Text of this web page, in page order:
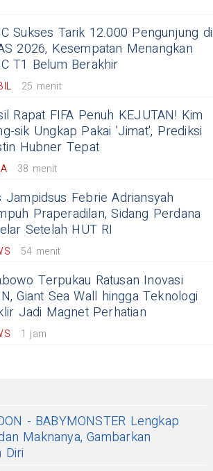
Sukses Tarik 12.000 Pengunjung di
2026, Kesempatan Menangkan
T1 Belum Berakhir
25 menit
Rapat FIFA Penuh KEJUTAN! Kim
sik Ungkap Pakai 'Jimat', Prediksi
Hubner Tepat
38 menit
Jampidsus Febrie Adriansyah
Praperadilan, Sidang Perdana
Setelah HUT RI
54 menit
Terpukau Ratusan Inovasi
Giant Sea Wall hingga Teknologi
Jadi Magnet Perhatian
1 jam
- BABYMONSTER Lengkap
Maknanya, Gambarkan
Diri